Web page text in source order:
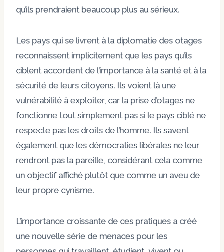
qu’ils prendraient beaucoup plus au sérieux.
Les pays qui se livrent à la diplomatie des otages
reconnaissent implicitement que les pays qu’ils
ciblent accordent de l’importance à la santé et à la
sécurité de leurs citoyens. Ils voient là une
vulnérabilité à exploiter, car la prise d’otages ne
fonctionne tout simplement pas si le pays ciblé ne
respecte pas les droits de l’homme. Ils savent
également que les démocraties libérales ne leur
rendront pas la pareille, considérant cela comme
un objectif affiché plutôt que comme un aveu de
leur propre cynisme.
L’importance croissante de ces pratiques a créé
une nouvelle série de menaces pour les